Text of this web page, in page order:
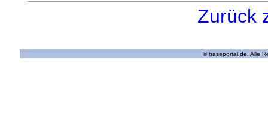
Zurück
© baseportal.de. Alle